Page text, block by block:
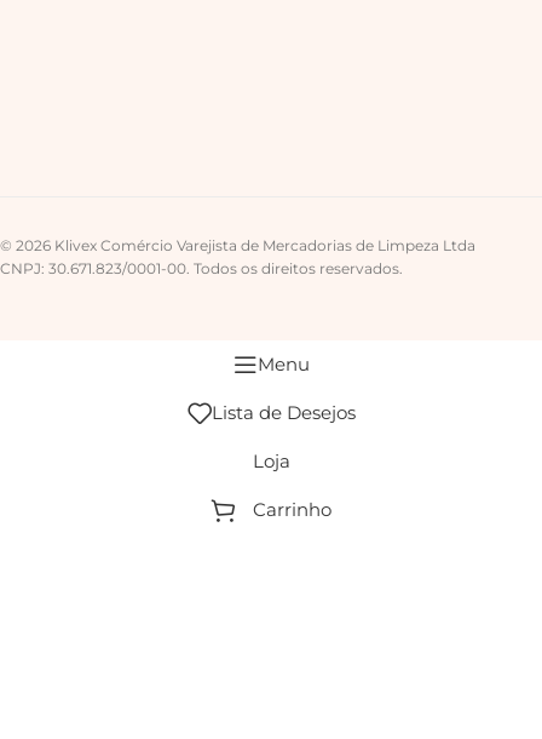
© 2026 Klivex Comércio Varejista de Mercadorias de Limpeza Ltda
CNPJ: 30.671.823/0001-00. Todos os direitos reservados.
Menu
Lista de Desejos
Loja
Carrinho